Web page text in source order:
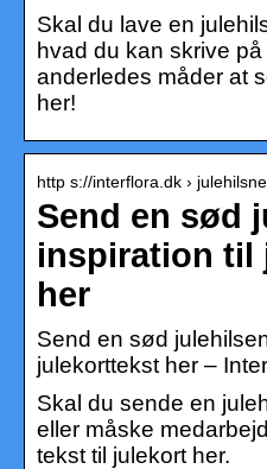
Skal du lave en
hvad du kan skrive
anderledes måder at
her!
http s://interflora.dk ›
Send en sød
inspiration til
her
Send en sød
julekorttekst her –
Skal du sende en
eller måske
tekst til julekort her.